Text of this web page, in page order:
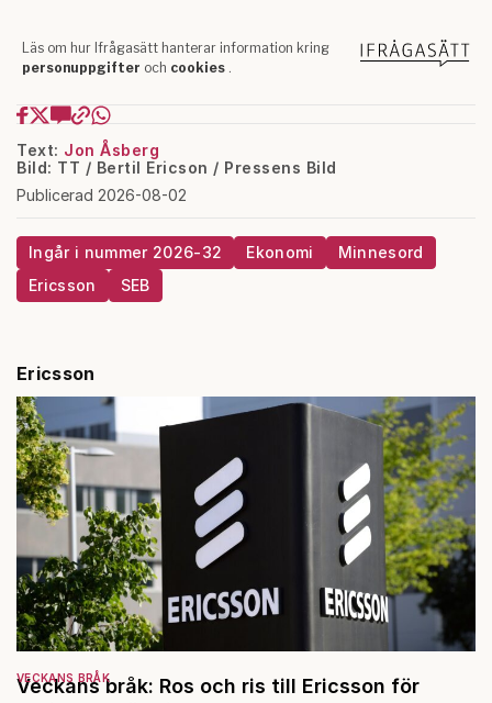
Text: Jon Åsberg
Bild: TT / Bertil Ericson / Pressens Bild
Publicerad 2026-08-02
Ingår i nummer 2026-32 Ekonomi
Minnesord
Ericsson
SEB
Ericsson
Veckans bråk: Ros och ris till Ericsson för
VECKANS BRÅK